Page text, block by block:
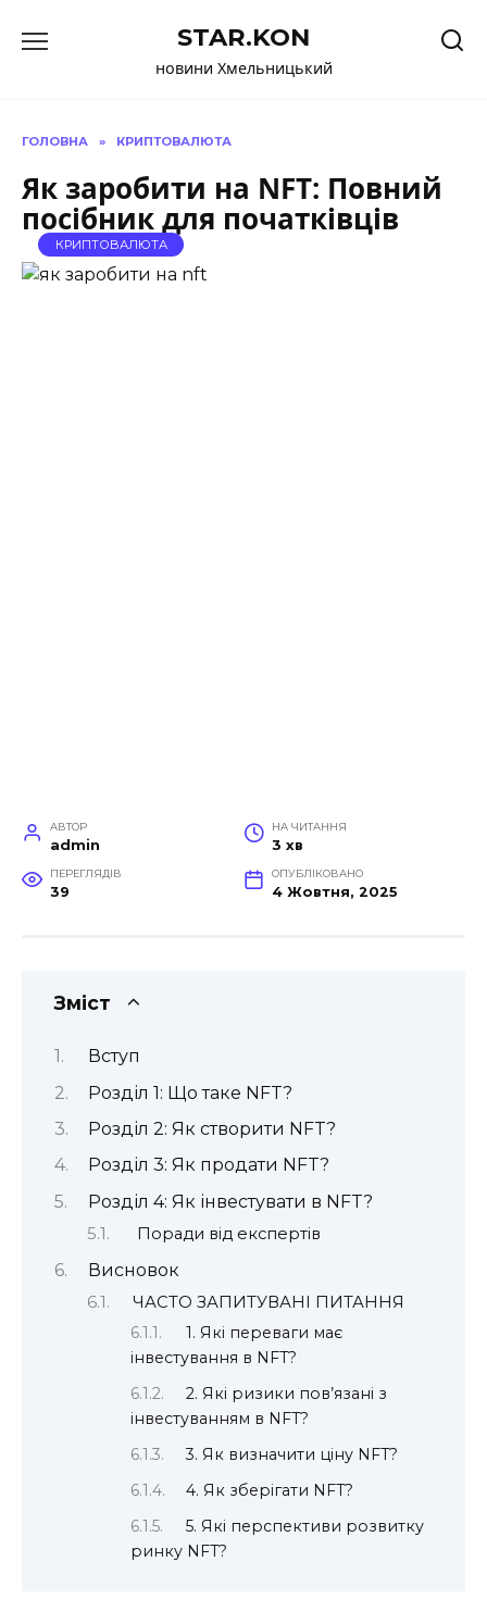
до
STAR.KON
новини Хмельницький
ГОЛОВНА » КРИПТОВАЛЮТА
Як заробити на NFT: Повний
посібник для початківців
КРИПТОВАЛЮТА
АВТОР
admin
НА ЧИТАННЯ
3 хв
ПЕРЕГЛЯДІВ
39
ОПУБЛІКОВАНО
4 Жовтня, 2025
Зміст
Вступ
Розділ 1: Що таке NFT?
Розділ 2: Як створити NFT?
Розділ 3: Як продати NFT?
Розділ 4: Як інвестувати в NFT?
Поради від експертів
Висновок
ЧАСТО ЗАПИТУВАНІ ПИТАННЯ
1. Які переваги має
інвестування в NFT?
2. Які ризики пов’язані з
інвестуванням в NFT?
3. Як визначити ціну NFT?
4. Як зберігати NFT?
5. Які перспективи розвитку
ринку NFT?